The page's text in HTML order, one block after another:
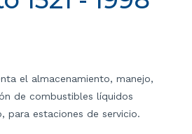
el almacenamiento, manejo,
de combustibles líquidos
para estaciones de servicio.